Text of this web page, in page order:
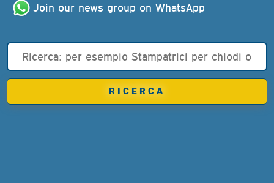
Join our news group on WhatsApp